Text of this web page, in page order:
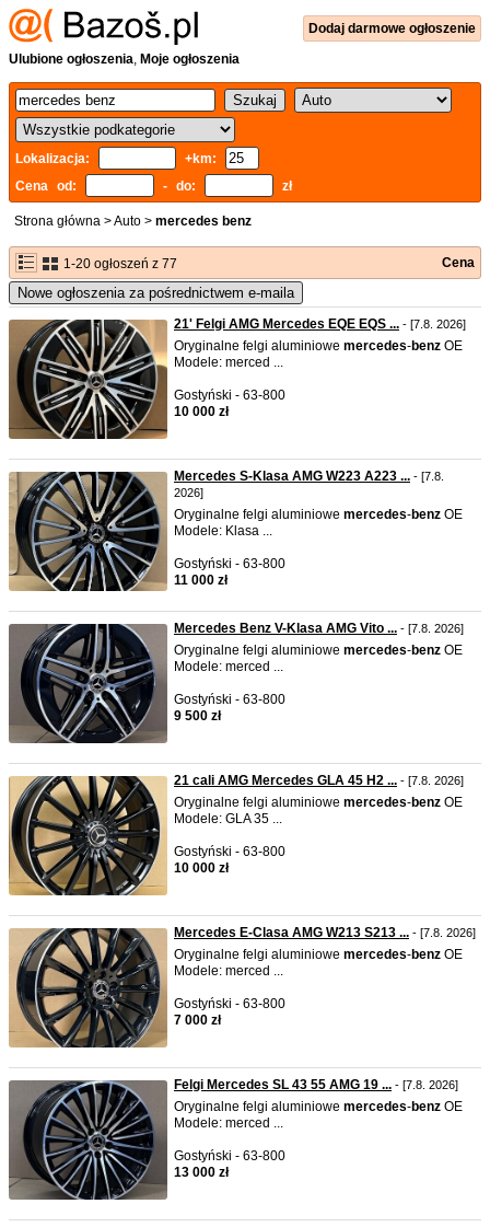
Dodaj darmowe ogłoszenie
Ulubione ogłoszenia, Moje ogłoszenia
Lokalizacja:
+km:
Cena od:
- do: zł
Strona główna >Auto > mercedes benz
1-20 ogłoszeń z 77 Cena
Nowe ogłoszenia za pośrednictwem e-maila
21' Felgi AMG Mercedes EQE EQS ... - [7.8. 2026]
Oryginalne felgi aluminiowe mercedes-benz OE
Modele: merced ...
Gostyński - 63-800
10 000 zł
Mercedes S-Klasa AMG W223 A223 ... - [7.8.
2026]
Oryginalne felgi aluminiowe mercedes-benz OE
Modele: Klasa ...
Gostyński - 63-800
11 000 zł
Mercedes Benz V-Klasa AMG Vito ... - [7.8. 2026]
Oryginalne felgi aluminiowe mercedes-benz OE
Modele: merced ...
Gostyński - 63-800
9 500 zł
21 cali AMG Mercedes GLA 45 H2 ... - [7.8. 2026]
Oryginalne felgi aluminiowe mercedes-benz OE
Modele: GLA 35 ...
Gostyński - 63-800
10 000 zł
Mercedes E-Clasa AMG W213 S213 ... - [7.8. 2026]
Oryginalne felgi aluminiowe mercedes-benz OE
Modele: merced ...
Gostyński - 63-800
7 000 zł
Felgi Mercedes SL 43 55 AMG 19 ... - [7.8. 2026]
Oryginalne felgi aluminiowe mercedes-benz OE
Modele: merced ...
Gostyński - 63-800
13 000 zł